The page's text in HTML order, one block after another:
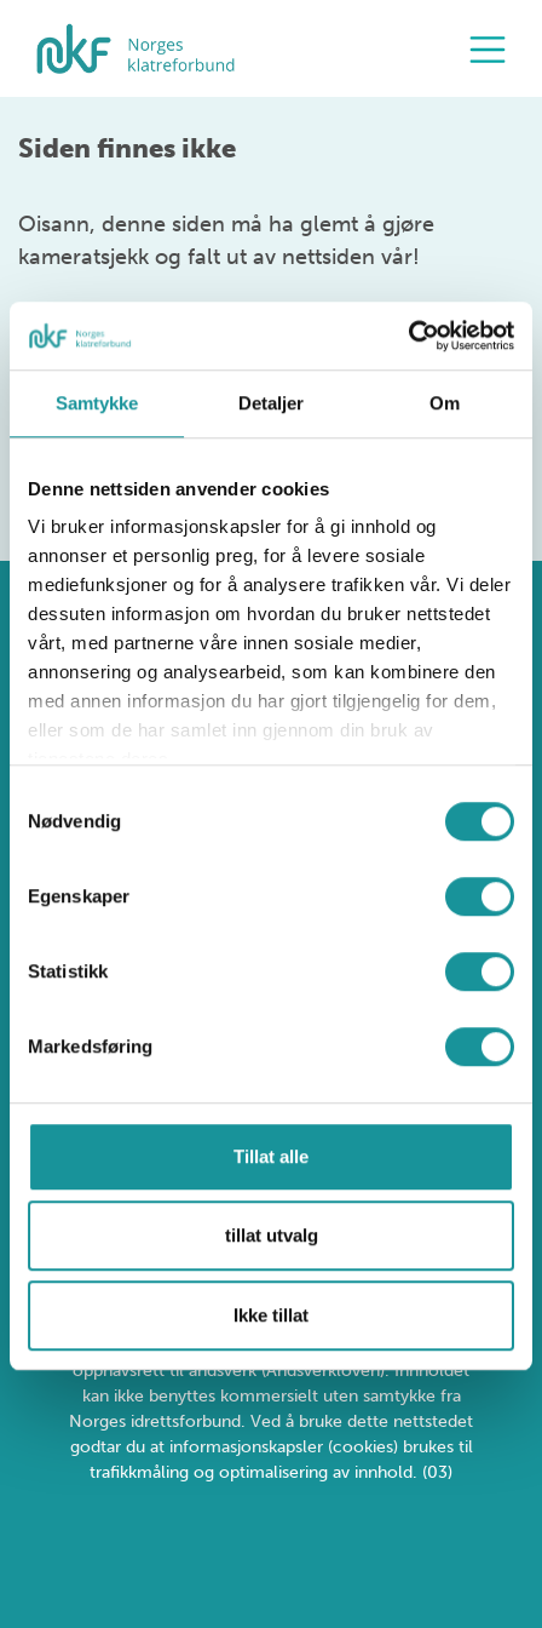
Samtykke Detaljer Om
Denne nettsiden anvender cookies
Vi bruker informasjonskapsler for å gi innhold og
annonser et personlig preg, for å levere sosiale
mediefunksjoner og for å analysere trafikken vår. Vi deler
dessuten informasjon om hvordan du bruker nettstedet
vårt, med partnerne våre innen sosiale medier,
annonsering og analysearbeid, som kan kombinere den
med annen informasjon du har gjort tilgjengelig for dem,
eller som de har samlet inn gjennom din bruk av
Nødvendig
Egenskaper
Statistikk
Markedsføring
Tillat alle
tillat utvalg
Ikke tillat
Siden finnes ikke
Oisann, denne siden må ha glemt å gjøre
kameratsjekk og falt ut av nettsiden vår!
Klatring
Ulykkesdatabasen.no
Uønsket atferd og klage
Personvern og informasjonskapsler
Alt innhold er beskyttet i henhold til lov om
opphavsrett til åndsverk (Åndsverkloven). Innholdet
kan ikke benyttes kommersielt uten samtykke fra
Norges idrettsforbund. Ved å bruke dette nettstedet
godtar du at informasjonskapsler (cookies) brukes til
trafikkmåling og optimalisering av innhold. (03)